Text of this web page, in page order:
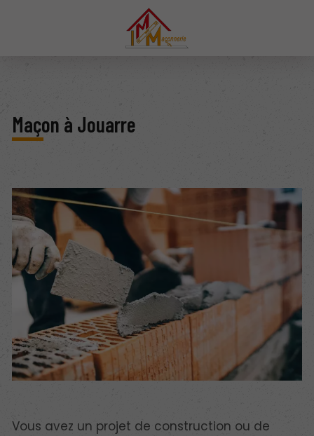
Maçon à Jouarre
Vous avez un projet de construction ou de